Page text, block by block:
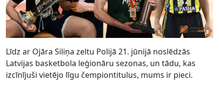
Līdz ar Ojāra Siliņa zeltu Polijā 21. jūnijā noslēdzās
Latvijas basketbola leģionāru sezonas, un tādu, kas
izcīnījuši vietējo līgu čempiontitulus, mums ir pieci.